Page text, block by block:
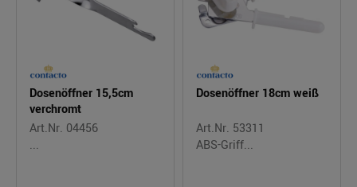
Dosenöffner 15,5cm
verchromt
Art.Nr. 04456
...
Dosenöffner 18cm weiß
Art.Nr. 53311
ABS-Griff...